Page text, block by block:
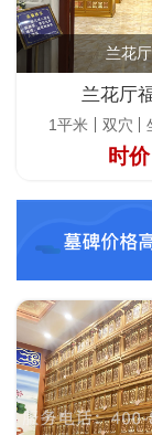
兰花厅
兰花厅
1平米 双穴
时价